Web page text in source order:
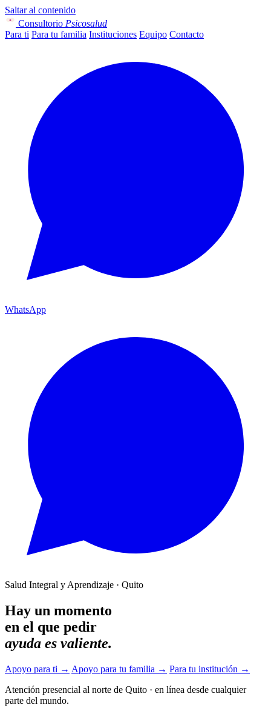
Saltar al contenido
Consultorio Psicosalud
Para ti Para tu familia Instituciones Equipo Contacto
WhatsApp
Salud Integral y Aprendizaje · Quito
Hay un momento
en el que pedir
ayuda es valiente.
Apoyo para ti → Apoyo para tu familia → Para tu institución →
Atención presencial al norte de Quito · en línea desde cualquier
parte del mundo.